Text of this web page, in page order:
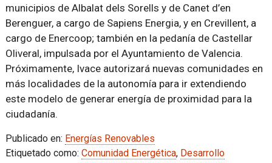
municipios de Albalat dels Sorells y de Canet d’en
Berenguer, a cargo de Sapiens Energia, y en Crevillent, a
cargo de Enercoop; también en la pedanía de Castellar
Oliveral, impulsada por el Ayuntamiento de Valencia.
Próximamente, Ivace autorizará nuevas comunidades en
más localidades de la autonomía para ir extendiendo
este modelo de generar energía de proximidad para la
ciudadanía.
Publicado en: Energías Renovables
Etiquetado como: Comunidad Energética, Desarrollo